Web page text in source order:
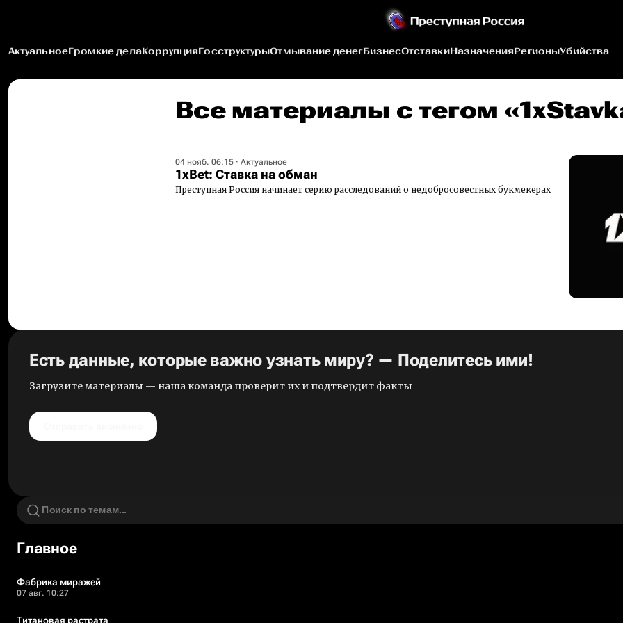
АктуальноеГромкие делаКоррупцияГосструктурыОтмывание денегБизнесОтставкиНазначенияРегионыУбийства
Все материалы c тегом
04 нояб. 06:15 · Актуальное
1xBet: Ставка на обман
Преступная Россия начинает серию расследований о недобросовестных букмекерах
Есть данные, которые важно узнать миру? — Поделитесь ими!
Загрузите материалы — наша команда проверит их и подтвердит факты
Главное
Фабрика миражей
07 авг. 10:27
Титановая растрата